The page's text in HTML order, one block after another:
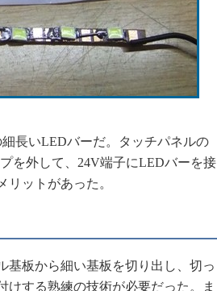
長いLEDバーだ。タッチパネルの
を外して、24V端子にLEDバーを接
ットがあった。
板から細い基板を切り出し、切っ
する熟練の技術が必要だった。ま